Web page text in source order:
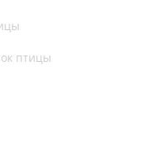
птицы